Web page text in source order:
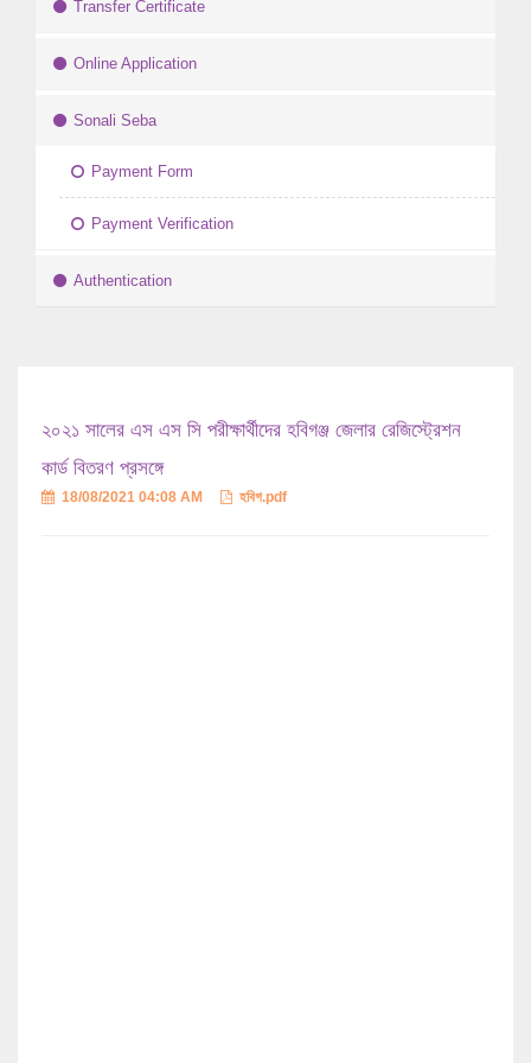
Transfer Certificate
Online Application
Sonali Seba
Payment Form
Payment Verification
Authentication
২০২১ সালের এস এস সি পরীক্ষার্থীদের হবিগঞ্জ জেলার রেজিস্ট্রেশন
কার্ড বিতরণ প্রসঙ্গে
18/08/2021 04:08 AM হবিগ.pdf